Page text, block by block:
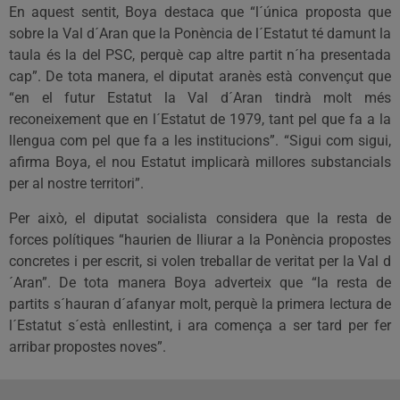
En aquest sentit, Boya destaca que “l´única proposta que
sobre la Val d´Aran que la Ponència de l´Estatut té damunt la
taula és la del PSC, perquè cap altre partit n´ha presentada
cap”. De tota manera, el diputat aranès està convençut que
“en el futur Estatut la Val d´Aran tindrà molt més
reconeixement que en l´Estatut de 1979, tant pel que fa a la
llengua com pel que fa a les institucions”. “Sigui com sigui,
afirma Boya, el nou Estatut implicarà millores substancials
per al nostre territori”.
Per això, el diputat socialista considera que la resta de
forces polítiques “haurien de lliurar a la Ponència propostes
concretes i per escrit, si volen treballar de veritat per la Val d
´Aran”. De tota manera Boya adverteix que “la resta de
partits s´hauran d´afanyar molt, perquè la primera lectura de
l´Estatut s´està enllestint, i ara comença a ser tard per fer
arribar propostes noves”.